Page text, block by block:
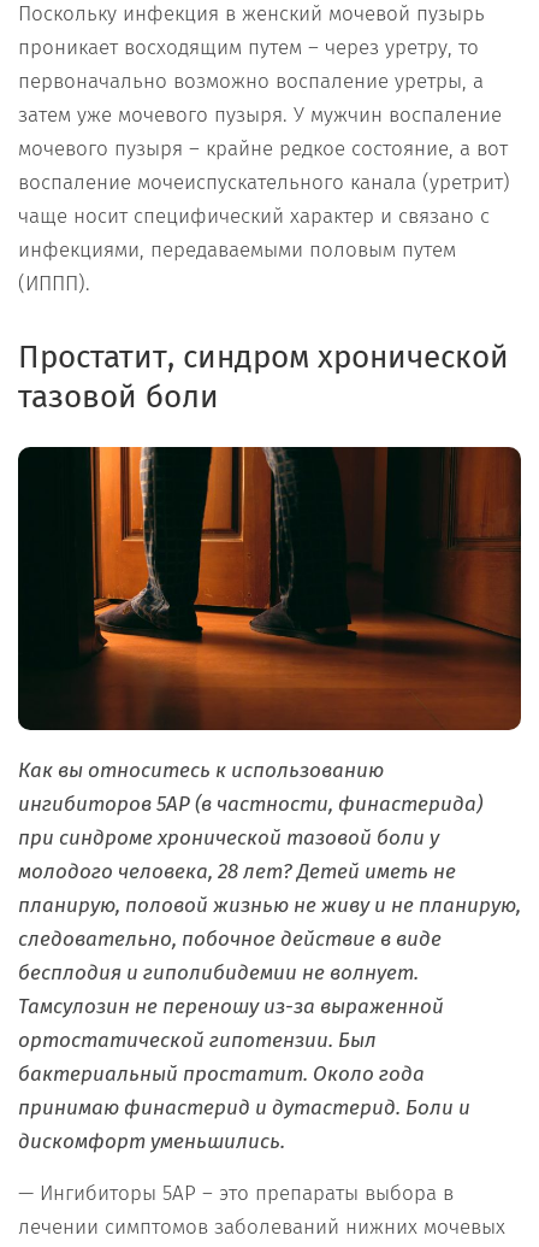
Поскольку инфекция в женский мочевой пузырь
проникает восходящим путем – через уретру, то
первоначально возможно воспаление уретры, а
затем уже мочевого пузыря. У мужчин воспаление
мочевого пузыря – крайне редкое состояние, а вот
воспаление мочеиспускательного канала (уретрит)
чаще носит специфический характер и связано с
инфекциями, передаваемыми половым путем
(ИППП).
Простатит, синдром хронической
тазовой боли
Как вы относитесь к использованию
ингибиторов 5АР (в частности, финастерида)
при синдроме хронической тазовой боли у
молодого человека, 28 лет? Детей иметь не
планирую, половой жизнью не живу и не планирую,
следовательно, побочное действие в виде
бесплодия и гиполибидемии не волнует.
Тамсулозин не переношу из-за выраженной
ортостатической гипотензии. Был
бактериальный простатит. Около года
принимаю финастерид и дутастерид. Боли и
дискомфорт уменьшились.
— Ингибиторы 5АР – это препараты выбора в
лечении симптомов заболеваний нижних мочевых